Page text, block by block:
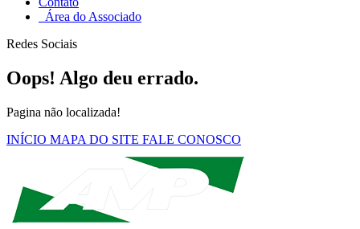
Área do Associado
Redes Sociais
Oops! Algo deu errado.
Pagina não localizada!
INÍCIO MAPA DO SITE FALE CONOSCO